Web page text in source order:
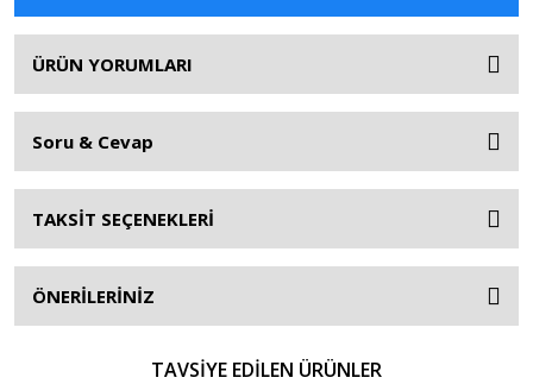
ÜRÜN YORUMLARI
Soru & Cevap
TAKSİT SEÇENEKLERİ
ÖNERİLERİNİZ
TAVSİYE EDİLEN ÜRÜNLER